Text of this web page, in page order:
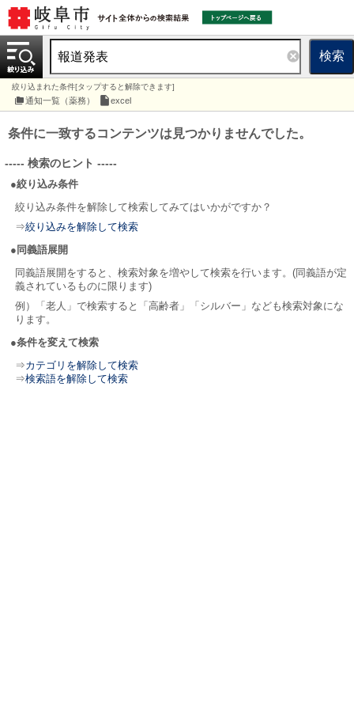
検索
絞り込まれた条件[タップすると解除できます]
通知一覧（薬務） excel
条件に一致するコンテンツは見つかりませんでした。
----- 検索のヒント -----
●絞り込み条件
絞り込み条件を解除して検索してみてはいかがですか？
⇒絞り込みを解除して検索
●同義語展開
同義語展開をすると、検索対象を増やして検索を行います。(同義語が定
義されているものに限ります)
例）「老人」で検索すると「高齢者」「シルバー」なども検索対象にな
ります。
●条件を変えて検索
⇒カテゴリを解除して検索
⇒検索語を解除して検索